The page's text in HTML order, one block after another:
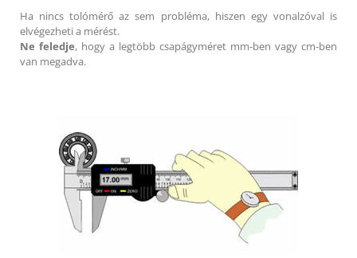
Ha nincs tolómérő az sem probléma, hiszen egy vonalzóval is
elvégezheti a mérést.
Ne feledje, hogy a legtöbb csapágyméret mm-ben vagy cm-ben
van megadva.